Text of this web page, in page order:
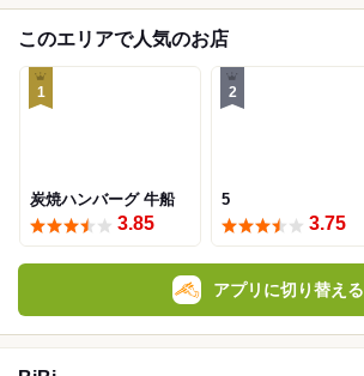
このエリアで人気のお店
1
炭焼ハンバーグ 牛船
3.85
2
5
3.75
アプリに切り替える